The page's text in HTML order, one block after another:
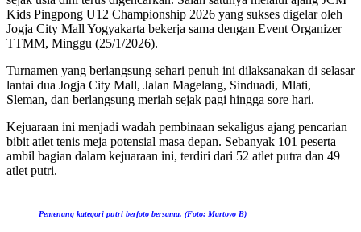
Kids Pingpong U12 Championship 2026 yang sukses digelar oleh
Jogja City Mall Yogyakarta bekerja sama dengan Event Organizer
TTMM, Minggu (25/1/2026).
Turnamen yang berlangsung sehari penuh ini dilaksanakan di selasar
lantai dua Jogja City Mall, Jalan Magelang, Sinduadi, Mlati,
Sleman, dan berlangsung meriah sejak pagi hingga sore hari.
Kejuaraan ini menjadi wadah pembinaan sekaligus ajang pencarian
bibit atlet tenis meja potensial masa depan. Sebanyak 101 peserta
ambil bagian dalam kejuaraan ini, terdiri dari 52 atlet putra dan 49
atlet putri.
Pemenang kategori putri berfoto bersama. (Foto: Martoyo B)